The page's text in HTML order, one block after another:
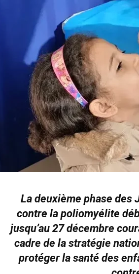
La deuxième phase des
contre la poliomyélite
jusqu’au 27 décembre
cadre de la stratégie
protéger la santé des